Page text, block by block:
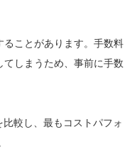
ことがあります。手数料
しまうため、事前に手数
較し、最もコストパフォ